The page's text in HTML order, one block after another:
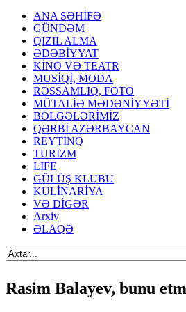
ANA SƏHİFƏ
GÜNDƏM
QIZIL ALMA
ƏDƏBİYYAT
KİNO VƏ TEATR
MUSİQİ, MODA
RƏSSAMLIQ, FOTO
MÜTALİƏ MƏDƏNİYYƏTİ
BÖLGƏLƏRİMİZ
QƏRBİ AZƏRBAYCAN
REYTİNQ
TURİZM
LIFE
GÜLÜŞ KLUBU
KULİNARİYA
VƏ DİGƏR
Arxiv
ƏLAQƏ
Rasim Balayev, bunu